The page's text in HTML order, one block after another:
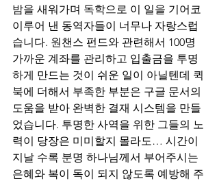
밤을 새워가며 독학으로 이 일을 기어코
이루어 낸 동역자들이 너무나 자랑스럽
습니다. 원챈스 펀드와 관련해서 100명
가까운 계좌를 관리하고 입출금을 투명
하게 만드는 것이 쉬운 일이 아닐텐데 퀵
북에 더해서 부족한 부분은 구글 문서의
도움을 받아 완벽한 결재 시스템을 만들
었습니다. 투명한 사역을 위한 그들의 노
력이 당장은 미미할지 몰라도… 시간이
지날 수록 분명 하나님께서 부어주시는
은혜와 복이 독이 되지 않도록 예방해 주